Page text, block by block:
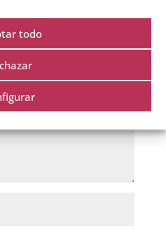
todo no será publicada.
marcados con*